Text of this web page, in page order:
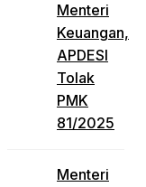
Menteri
Keuangan,
APDESI
Tolak
PMK
81/2025
Menteri